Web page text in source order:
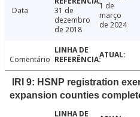
Data
31 de
dezembro
de 2018
1 de
março
de 2024
Comentário
IRI 9: HSNP registration
expansion counties